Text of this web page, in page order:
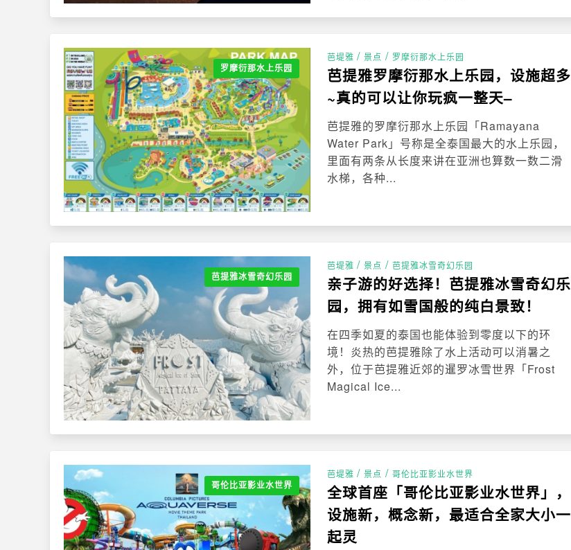
罗摩衍那水上乐园
芭堤雅 / 景点 / 罗摩衍那水上乐园
芭提雅罗摩衍那水上乐园，设施超多
~真的可以让你玩疯一整天–
芭提雅的罗摩衍那水上乐园「Ramayana
Water Park」号称是全泰国最大的水上乐园，
里面有两条从长度来讲在亚洲也算数一数二滑
水梯，各种...
芭提雅冰雪奇幻乐园
芭堤雅 / 景点 / 芭提雅冰雪奇幻乐园
亲子游的好选择！芭提雅冰雪奇幻乐
园，拥有如雪国般的纯白景致！
在四季如夏的泰国也能体验到零度以下的环
境！炎热的芭提雅除了水上活动可以消暑之
外，位于芭提雅近郊的暹罗冰雪世界「Frost
Magical Ice...
哥伦比亚影业水世界
芭堤雅 / 景点 / 哥伦比亚影业水世界
全球首座「哥伦比亚影业水世界」，
设施新，概念新，最适合全家大小一
起灵